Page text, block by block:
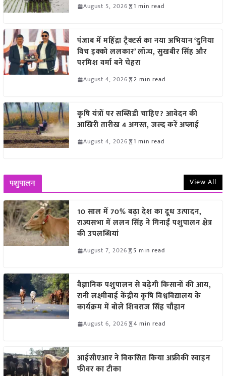
August 5, 2026 1 min read
पंजाब में महिंद्रा ट्रैक्टर्स का नया अभियान ‘दुनिया
विच इक्को ललकार’ लॉन्च, सुखबीर सिंह और
परमिश वर्मा बने चेहरा
August 4, 2026 2 min read
कृषि यंत्रों पर सब्सिडी चाहिए? आवेदन की
आखिरी तारीख 4 अगस्त, जल्द करें अप्लाई
August 4, 2026 1 min read
पशुपालन View All
10 साल में 70% बढ़ा देश का दूध उत्पादन,
राज्यसभा में ललन सिंह ने गिनाईं पशुपालन क्षेत्र
की उपलब्धियां
August 7, 2026 5 min read
वैज्ञानिक पशुपालन से बढ़ेगी किसानों की आय,
रानी लक्ष्मीबाई केंद्रीय कृषि विश्वविद्यालय के
कार्यक्रम में बोले शिवराज सिंह चौहान
August 6, 2026 4 min read
आईसीएआर ने विकसित किया अफ्रीकी स्वाइन
फीवर का टीका